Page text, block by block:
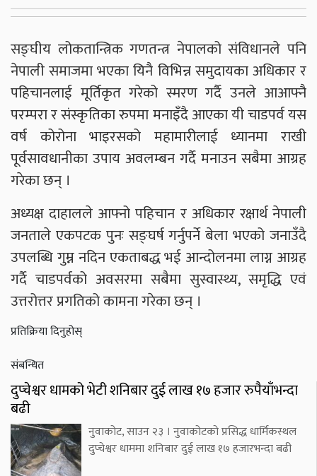
सङ्घीय लोकतान्त्रिक गणतन्त्र नेपालको संविधानले पनि
नेपाली समाजमा भएका यिनै विभिन्न समुदायका अधिकार र
पहिचानलाई मूर्तिकृत गरेको स्मरण गर्दै उनले आआफ्नै
परम्परा र संस्कृतिका रुपमा मनाइँदै आएका यी चाडपर्व यस
वर्ष कोरोना भाइरसको महामारीलाई ध्यानमा राखी
पूर्वसावधानीका उपाय अवलम्बन गर्दै मनाउन सबैमा आग्रह
गरेका छन् ।
अध्यक्ष दाहालले आफ्नो पहिचान र अधिकार रक्षार्थ नेपाली
जनताले एकपटक पुनः सङ्घर्ष गर्नुपर्ने बेला भएको जनाउँदै
उपलब्धि गुम्न नदिन एकताबद्ध भई आन्दोलनमा लाग्न आग्रह
गर्दै चाडपर्वको अवसरमा सबैमा सुस्वास्थ्य, समृद्धि एवं
उत्तरोत्तर प्रगतिको कामना गरेका छन् ।
प्रतिक्रिया दिनुहोस्
संबन्धित
दुप्चेश्वर धामको भेटी शनिबार दुई लाख १७ हजार रुपैयाँभन्दा
बढी
नुवाकोट, साउन २३ । नुवाकोटको प्रसिद्ध धार्मिकस्थल
दुप्चेश्वर धाममा शनिबार दुई लाख १७ हजारभन्दा बढी